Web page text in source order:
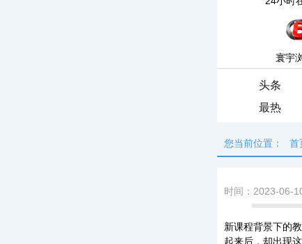
寰宇
头条
最热
您当前位置： 首
时间：2023-06-
新课程背景下的
起来后，却出现